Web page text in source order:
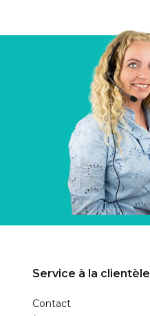
Service à la clientèle
Contact